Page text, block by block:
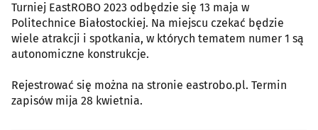
Turniej EastROBO 2023 odbędzie się 13 maja w
Politechnice Białostockiej. Na miejscu czekać będzie
wiele atrakcji i spotkania, w których tematem numer 1 są
autonomiczne konstrukcje.
Rejestrować się można na stronie eastrobo.pl. Termin
zapisów mija 28 kwietnia.